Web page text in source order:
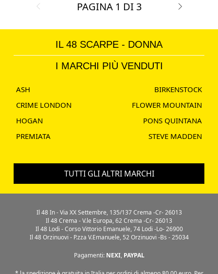
PAGINA 1 DI 3
IL 48 SCARPE - DONNA
I MARCHI PIÙ VENDUTI
ASH
BIRKENSTOCK
CRIME LONDON
FLOWER MOUNTAIN
HOGAN
PONS QUINTANA
PREMIATA
STEVE MADDEN
TUTTI GLI ALTRI MARCHI
Il 48 In - Via XX Settembre, 135/137 Crema -Cr- 26013
Il 48 Crema - V.le Europa, 62 Crema -Cr- 26013
Il 48 Lodi - Corso Vittorio Emanuele, 74 Lodi -Lo- 26900
Il 48 Orzinuovi - P.zza V.Emanuele, 52 Orzinuovi -Bs - 25034
Pagamenti: NEXI, PAYPAL